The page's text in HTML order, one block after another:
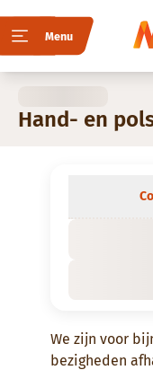
Menu
Hand- en
We zijn voor
bezigheden